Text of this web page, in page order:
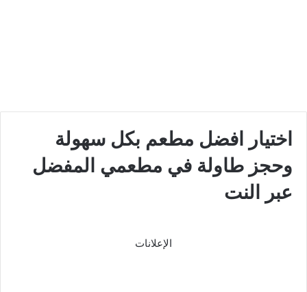
اختيار افضل مطعم بكل سهولة
وحجز طاولة في مطعمي المفضل
عبر النت
الإعلانات